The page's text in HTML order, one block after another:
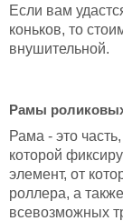
Если вам
коньков, то
внушительной.
Рамы
Рама - это
которой
элемент, от
роллера, а
всевозможных